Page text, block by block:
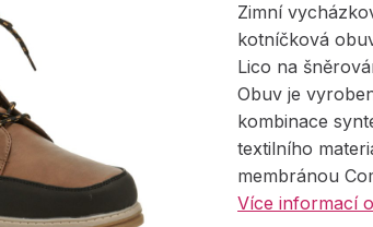
Zimní
kotníčková
Lico na
Obuv je
kombinace
textilního
membránou
Více informací